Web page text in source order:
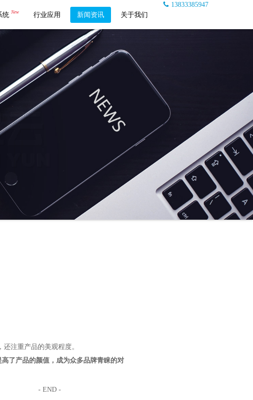
13833385947
统 New 行业应用 新闻资讯 关于我们
注重产品的美观程度。
了产品的颜值，成为众多品牌青睐的对
- END -